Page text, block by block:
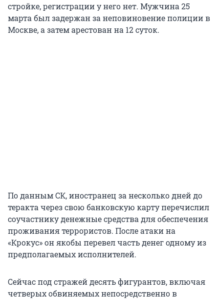
стройке, регистрации у него нет. Мужчина 25
марта был задержан за неповиновение полиции в
Москве, а затем арестован на 12 суток.
По данным СК, иностранец за несколько дней до
теракта через свою банковскую карту перечислил
соучастнику денежные средства для обеспечения
проживания террористов. После атаки на
«Крокус» он якобы перевел часть денег одному из
предполагаемых исполнителей.
Сейчас под стражей десять фигурантов, включая
четверых обвиняемых непосредственно в